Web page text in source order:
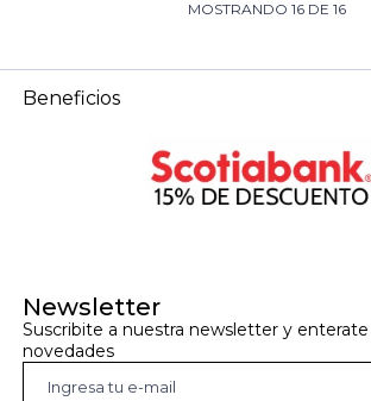
MOSTRANDO 16DE 16
Newsletter
Suscribite a nuestra newsletter y
novedades
Beneficios